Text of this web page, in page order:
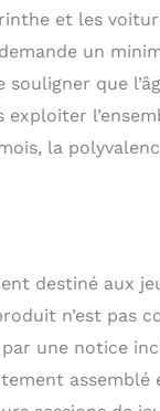
et les
un
que
la
destiné aux
n’est pas
une notice